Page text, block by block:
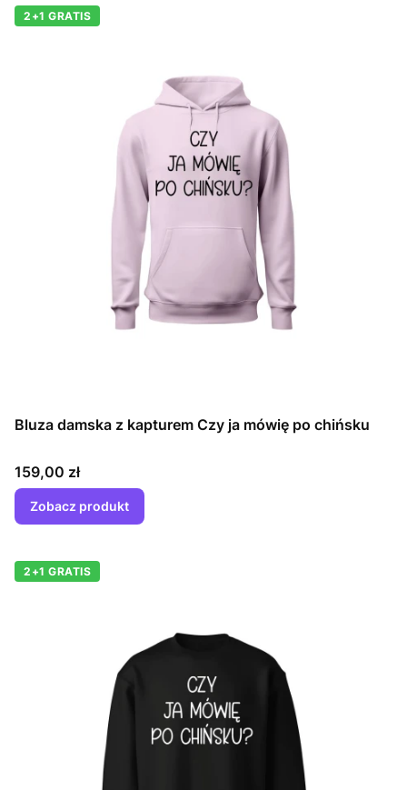
2+1 GRATIS
Bluza damska z kapturem Czy ja mówię po chińsku
Cena
159,00 zł
Zobacz produkt
2+1 GRATIS